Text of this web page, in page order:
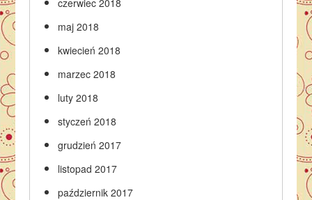
czerwiec 2018
maj 2018
kwiecień 2018
marzec 2018
luty 2018
styczeń 2018
grudzień 2017
listopad 2017
październik 2017